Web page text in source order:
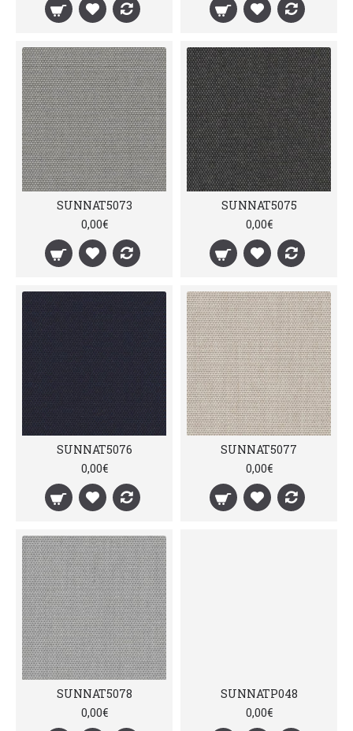
SUNNAT5073
0,00€
SUNNAT5075
0,00€
SUNNAT5076
0,00€
SUNNAT5077
0,00€
SUNNAT5078
0,00€
SUNNATP048
0,00€